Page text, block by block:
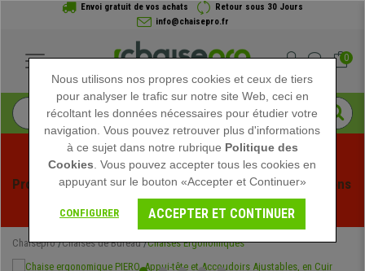
Envoi gratuit de vos achats
Retour sous 30 Jours
info@chaisepro.fr
0
Profitez des soldes d'été chez Chaisepro ! Des réductions
exclusives pour une durée limitée - Voir l'offre
Chaisepro Chaises de Bureau Chaises Ergonomiques
Nous utilisons nos propres cookies et ceux de tiers
pour analyser le trafic sur notre site Web, ceci en
récoltant les données nécessaires pour étudier votre
navigation. Vous pouvez retrouver plus d'informations
à ce sujet dans notre rubrique Politique des
Cookies . Vous pouvez accepter tous les cookies en
appuyant sur le bouton «Accepter et Continuer»
CONFIGURER ACCEPTER ET CONTINUER